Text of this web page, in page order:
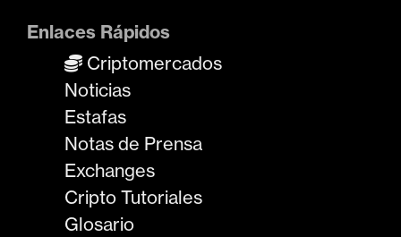
Enlaces Rápidos
Criptomercados
Noticias
Estafas
Notas de Prensa
Exchanges
Cripto Tutoriales
Glosario